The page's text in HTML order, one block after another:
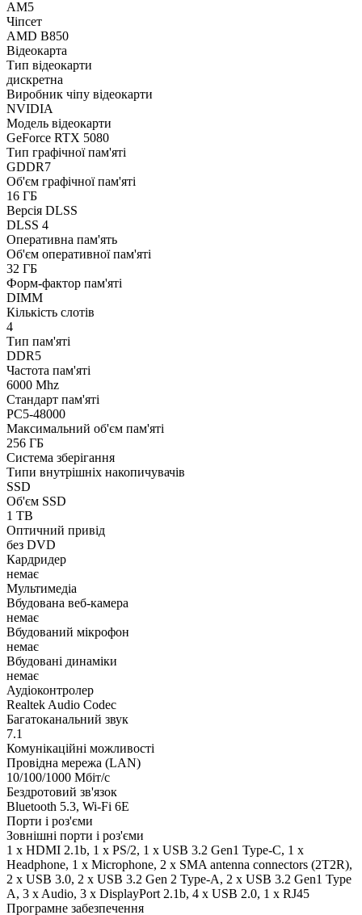
AM5
Чіпсет
AMD B850
Відеокарта
Тип відеокарти
дискретна
Виробник чіпу відеокарти
NVIDIA
Модель відеокарти
GeForce RTX 5080
Тип графічної пам'яті
GDDR7
Об'єм графічної пам'яті
16 ГБ
Версія DLSS
DLSS 4
Оперативна пам'ять
Об'єм оперативної пам'яті
32 ГБ
Форм-фактор пам'яті
DIMM
Кількість слотів
4
Тип пам'яті
DDR5
Частота пам'яті
6000 Mhz
Стандарт пам'яті
PC5-48000
Максимальний об'єм пам'яті
256 ГБ
Система зберігання
Типи внутрішніх накопичувачів
SSD
Об'єм SSD
1 TB
Оптичний привід
без DVD
Кардридер
немає
Мультимедіа
Вбудована веб-камера
немає
Вбудований мікрофон
немає
Вбудовані динаміки
немає
Аудіоконтролер
Realtek Audio Codec
Багатоканальний звук
7.1
Комунікаційні можливості
Провідна мережа (LAN)
10/100/1000 Мбіт/с
Бездротовий зв'язок
Bluetooth 5.3, Wi-Fi 6E
Порти і роз'єми
Зовнішні порти і роз'єми
1 x HDMI 2.1b, 1 x PS/2, 1 x USB 3.2 Gen1 Type-C, 1 x
Нeadphone, 1 х Microphone, 2 x SMA antenna connectors (2T2R),
2 x USB 3.0, 2 x USB 3.2 Gen 2 Type-A, 2 x USB 3.2 Gen1 Type
A, 3 x Audio, 3 x DisplayPort 2.1b, 4 x USB 2.0, 1 x RJ45
Програмне забезпечення